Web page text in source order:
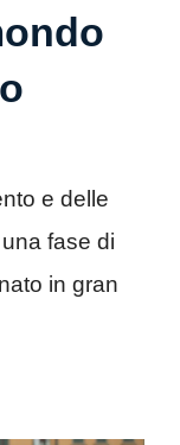
e delle
fase di
in gran